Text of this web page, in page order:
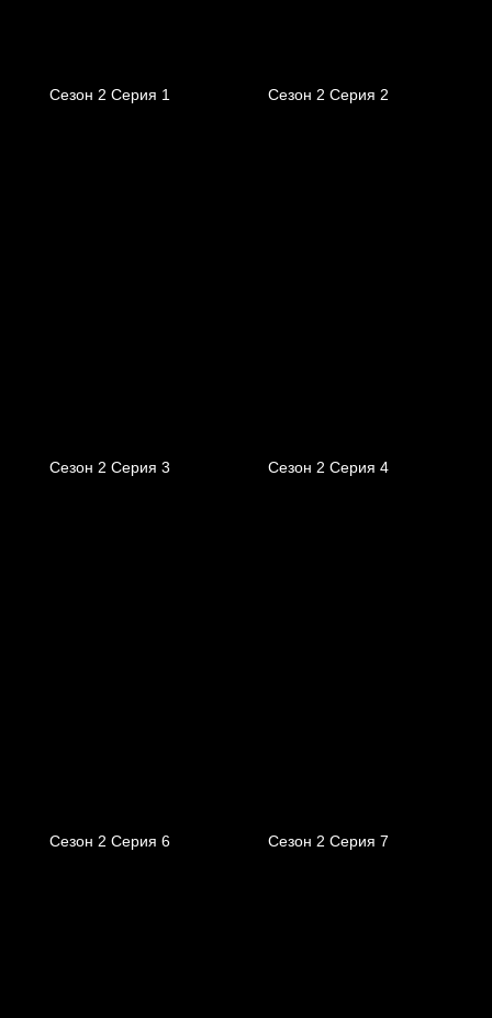
Сезон 2 Серия 1 Сезон 2 Серия 2
Сезон 2 Серия 3 Сезон 2 Серия 4
Сезон 2 Серия 6 Сезон 2 Серия 7